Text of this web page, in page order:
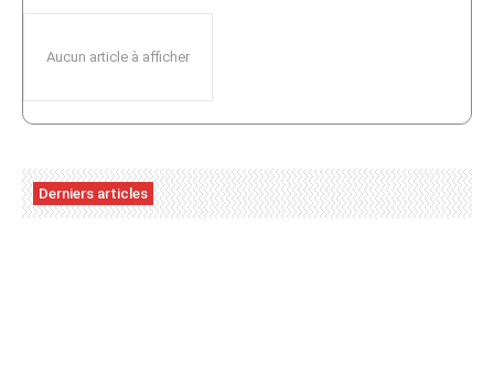
Aucun article à afficher
Derniers articles